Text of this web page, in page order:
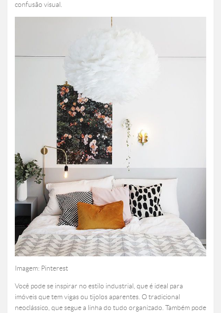
confusão visual.
Imagem: Pinterest
Você pode se inspirar no estilo industrial, que é ideal para
imóveis que tem vigas ou tijolos aparentes. O tradicional
neoclássico, que segue a linha do tudo organizado. Também pode